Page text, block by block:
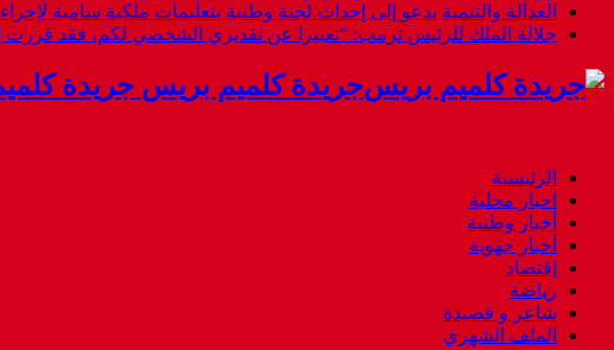
العدالة والتنمية يدعو إلى إحداث لجنة وطنية بتعليمات ملكية سامية
جلالة الملك للرئيس ترمب: “تعبيرا عن تقديري الشخصي لكم، فقد
جريدة كلميم بريس جريدة
الرئيسية
اخبار محلية
أخبار وطنية
أخبار جهوية
إقتصاد
رياضة
شاعر و قصيدة
الملف الشهري